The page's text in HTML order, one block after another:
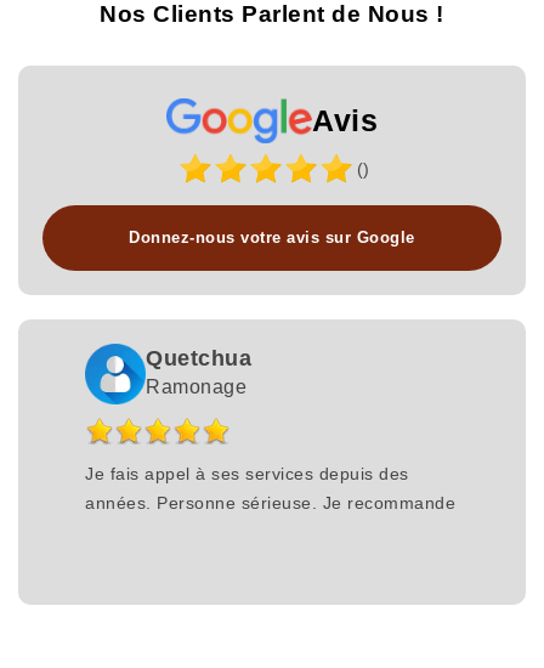
Nos Clients Parlent de Nous !
Avis
()
Donnez-nous votre avis sur Google
Quetchua
Ramonage
Je fais appel à ses services depuis des
années. Personne sérieuse. Je recommande